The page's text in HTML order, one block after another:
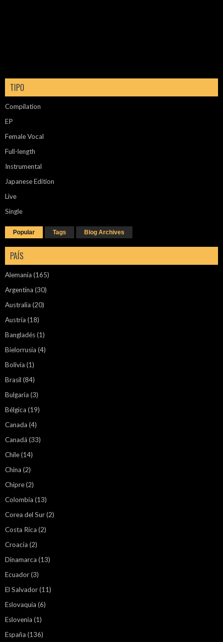
TIPO
Compilation
EP
Female Vocal
Full-length
Instrumental
Japanese Edition
Live
Single
Popular Tags Blog Archives
PAÍS
Alemania (165)
Argentina (30)
Australia (20)
Austria (18)
Bangladés(1)
Bielorrusia (4)
Bolivia (1)
Brasil (84)
Bulgaria (3)
Bélgica (19)
Canada (4)
Canadá (33)
Chile(14)
China (2)
Chipre(2)
Colombia (13)
Corea del Sur(2)
Costa Rica (2)
Croacia (2)
Dinamarca (13)
Ecuador(3)
El Salvador(11)
Eslovaquia (6)
Eslovenia (1)
España (136)